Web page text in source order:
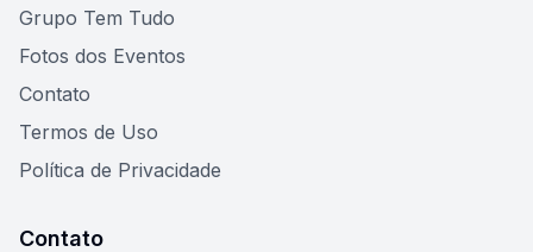
Grupo Tem Tudo
Fotos dos Eventos
Contato
Termos de Uso
Política de Privacidade
Contato